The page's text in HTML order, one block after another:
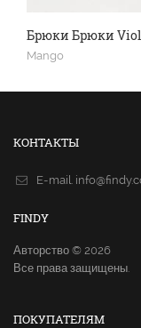
Брюки Брюки
Mango
КОНТАКТЫ
E-mail.
FINDY
Авторство © 2026
Все права защищены.
ПОКУПАТЕЛЯМ